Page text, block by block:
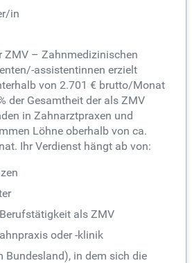
in
ZMV – Zahnmedizinischen
assistentinnen erzielt
von 2.701 € brutto/Monat
der Gesamtheit der als ZMV
in Zahnarztpraxen und
Löhne oberhalb von ca.
Ihr Verdienst hängt ab von:
als ZMV
oder -klinik
Bundesland), in dem sich die